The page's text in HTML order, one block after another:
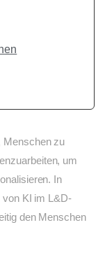
Menschen zu
um
In
KI im L&D-
den Menschen